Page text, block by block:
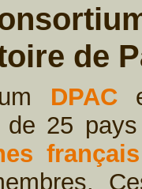
de
DPAC
de 25
français